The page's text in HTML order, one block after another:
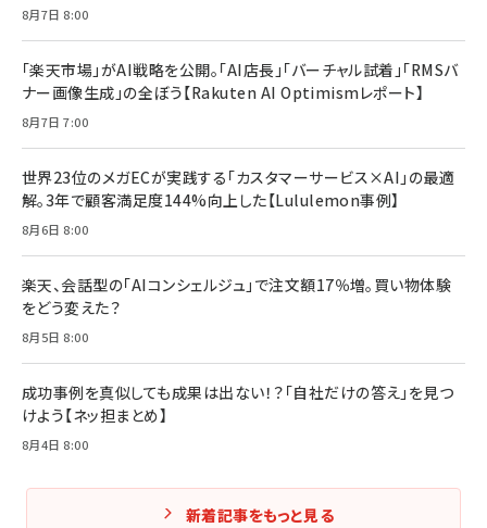
マーケティングの真実 P&G・グリコで学んだ失敗
￥2,200
ママ投資家が育休中に１億貯めた株式投資
￥1,870
￥1,980
フィードバック経営 「沈黙の組織」から「高め合う
Amazonランキングをもっと見る
8月7日 8:00
「楽天市場」がAI戦略を公開。「AI店長」「バーチャル試着」「RMSバ
ナー画像生成」の全ぼう【Rakuten AI Optimismレポート】
8月7日 7:00
世界23位のメガECが実践する「カスタマーサービス×AI」の最適
解。3年で顧客満足度144%向上した【Lululemon事例】
8月6日 8:00
楽天、会話型の「AIコンシェルジュ」で注文額17％増。買い物体験
をどう変えた？
8月5日 8:00
成功事例を真似しても成果は出ない！？「自社だけの答え」を見つ
けよう【ネッ担まとめ】
8月4日 8:00
新着記事をもっと見る